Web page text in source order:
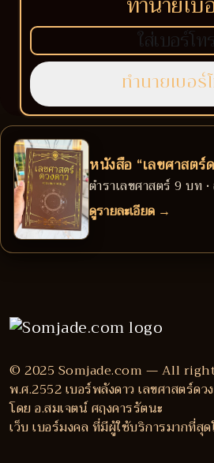
หนังสือ “เลขศาสตร์
ตำราเลขศาสตร์ 9 บท
ดูรายละเอียด →
© 2025 Somjade.com — All
พ.ศ.2552 เบอร์พลังดาว เลขศาสตร์ดว
โดย อ.สมเจตน์ ศฤงคารรัตนะ
เว็บ เบอร์มงคล ที่มีผู้ใช้บริการมากที่สุ